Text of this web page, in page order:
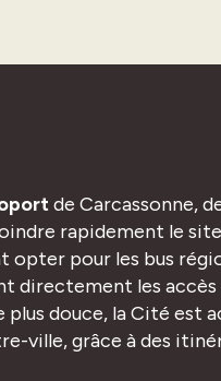
de Carcassonne,
rapidement le
opter pour les bus
directement les
plus douce, la Cité est
ville, grâce à des